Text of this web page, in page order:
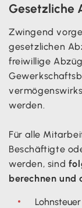
Gesetzliche
Zwingend
gesetzlichen
freiwillige
werden.
Für alle
Beschäftigte
werden, sind
berechnen und